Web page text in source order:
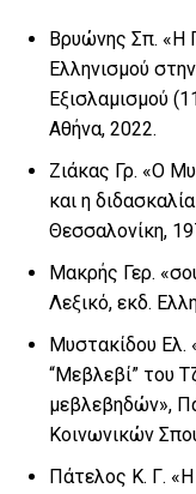
Βρυώνης Σπ. «Η
Ελληνισμού
Εξισλαμισμού (11
Αθήνα, 2022.
Ζιάκας Γρ. «Ο
και η
Θεσσαλονίκη,
Μακρής Γερ.
Λεξικό, εκδ.
Μυστακίδου Ελ.
“Μεβλεβί” του
μεβλεβηδών»,
Κοινωνικών
Πάτελος Κ. Γ. «Η